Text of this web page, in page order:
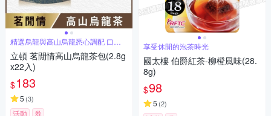
精選烏龍與高山烏龍悉心調配 口感
甘醇
立頓 茗閒情高山烏龍茶包(2.8g
x22入)
$183
5 (3)
活動 券
享受休閒的泡茶時光
國太樓 伯爵紅茶-柳橙風味(28.
8g)
$98
5 (2)